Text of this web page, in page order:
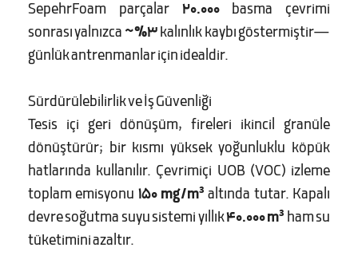
SepehrFoam parçalar 20.000basma çevrimi
sonrası yalnızca~%3kalınlık kaybı göstermiştir—
günlük antrenmanlar için idealdir.
Sürdürülebilirlik ve İş Güvenliği
Tesis içi geri dönüşüm, fireleri ikincil granüle
dönüştürür; bir kısmı yüksek yoğunluklu köpük
hatlarında kullanılır. Çevrimiçi UOB (VOC) izleme
toplam emisyonu 150 mg/m³altında tutar. Kapalı
devre soğutma suyu sistemi yıllık40.000 m³ham su
tüketimini azaltır.